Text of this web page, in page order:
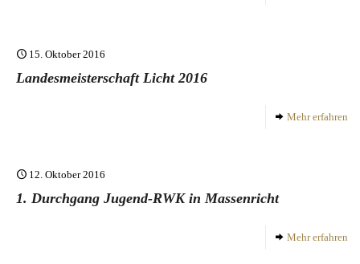
15. Oktober 2016
Landesmeisterschaft Licht 2016
Mehr erfahren
12. Oktober 2016
1. Durchgang Jugend-RWK in Massenricht
Mehr erfahren